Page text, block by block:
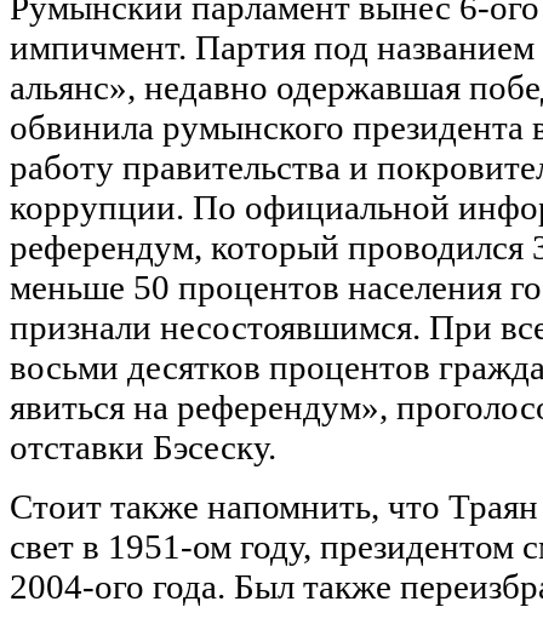
импичмент. Партия под
альянс», недавно одержавшая
обвинила румынского президента
работу правительства и
коррупции. По официальной
референдум, который
меньше 50 процентов населения
признали несостоявшимся. При
восьми десятков процентов
явиться на референдум»,
отставки Бэсеску.
Стоит также напомнить, что
свет в 1951-ом году, президентом
2004-ого года. Был также